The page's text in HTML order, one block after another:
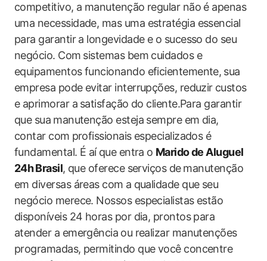
competitivo, a manutenção regular ‍não é apenas​
uma​ necessidade, mas uma estratégia essencial⁤
para garantir a longevidade e o sucesso ​do seu
negócio. Com⁤ sistemas bem cuidados e
equipamentos funcionando eficientemente,⁣ sua
‍empresa pode evitar interrupções, ​reduzir⁢ custos
e aprimorar a⁢ satisfação‍ do cliente.Para‌ garantir
que‍ sua⁢ manutenção esteja sempre em ‌dia, ​
contar com ⁤profissionais‍ especializados é⁢
fundamental. É aí⁣ que entra o⁢ Marido de Aluguel
24h⁢ Brasil, que oferece serviços ‌de ⁤manutenção⁤
em diversas áreas com ⁢a qualidade que seu
negócio​ merece. Nossos especialistas ‌estão ​
disponíveis ‌24 horas‌ por dia, prontos para ​
atender​ a emergência⁤ ou realizar manutenções
programadas, permitindo ​que você concentre